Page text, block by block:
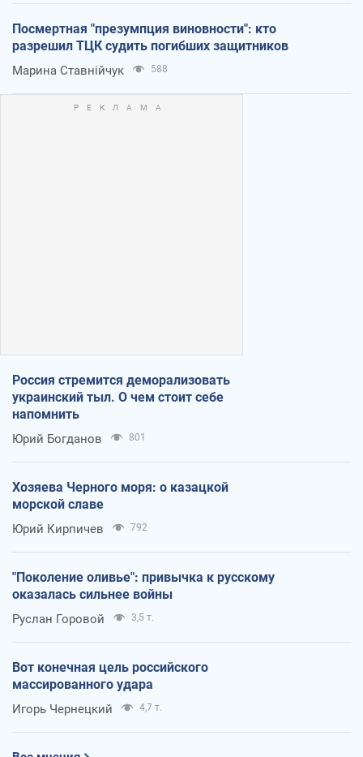
Посмертная "презумпция виновности": кто
разрешил ТЦК судить погибших защитников
Марина Ставнійчук 588
Россия стремится деморализовать
украинский тыл. О чем стоит себе
напомнить
Юрий Богданов 801
Хозяева Черного моря: о казацкой
морской славе
Юрий Кирпичев 792
"Поколение оливье": привычка к русскому
оказалась сильнее войны
Руслан Горовой 3,5 т.
Вот конечная цель российского
массированного удара
Игорь Чернецкий 4,7 т.